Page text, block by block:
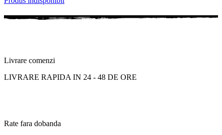
Livrare comenzi
LIVRARE RAPIDA IN 24 - 48 DE ORE
Rate fara dobanda